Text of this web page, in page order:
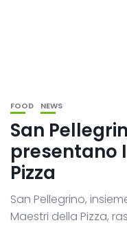
FOOD NEWS
San
presentano
Pizza
San Pellegrino,
Maestri della Pizza,